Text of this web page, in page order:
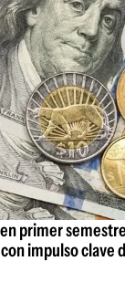
primer
impulso clave